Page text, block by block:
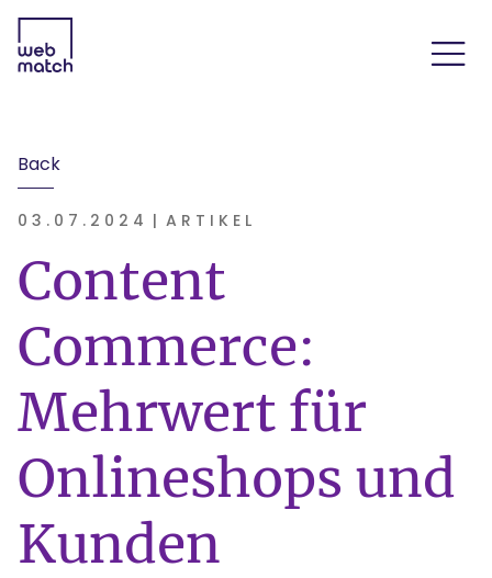
TECHNOLOGIEN
CONTENT-HUB
KARRIERE
Back
03.07.2024 | ARTIKEL
Content
Commerce:
Mehrwert für
Onlineshops und
Kunden